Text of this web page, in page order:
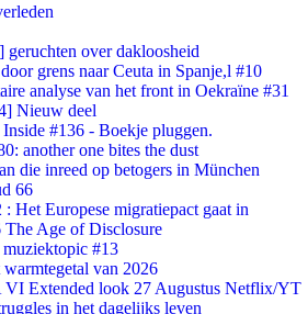
over dakloosheid
grens naar Ceuta in Spanje,l #10
analyse van het front in Oekraïne #31
Nieuw deel
#136 - Boekje pluggen.
another one bites the dust
die inreed op betogers in München
66
: Het Europese migratiepact gaat in
Age of Disclosure
#13
van 2026
Extended look 27 Augustus Netflix/YT
in het dagelijks leven